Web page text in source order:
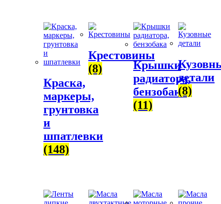
Краска,
маркеры,
грунтовка
и
шпатлевки
(148)
Крестовины
(8)
Крышки
радиатора,
бензобака
(11)
детали
(8)